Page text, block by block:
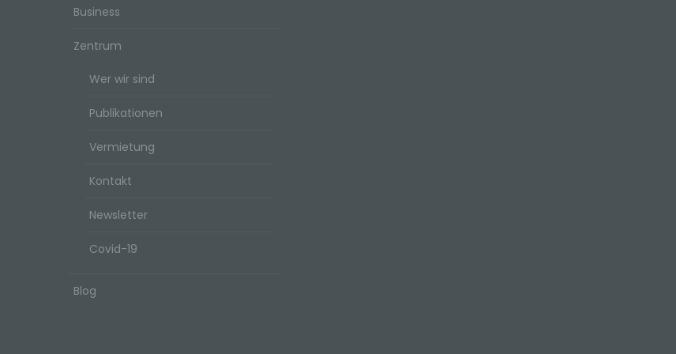
Business
Zentrum
Wer wir sind
Publikationen
Vermietung
Kontakt
Newsletter
Covid-19
Blog